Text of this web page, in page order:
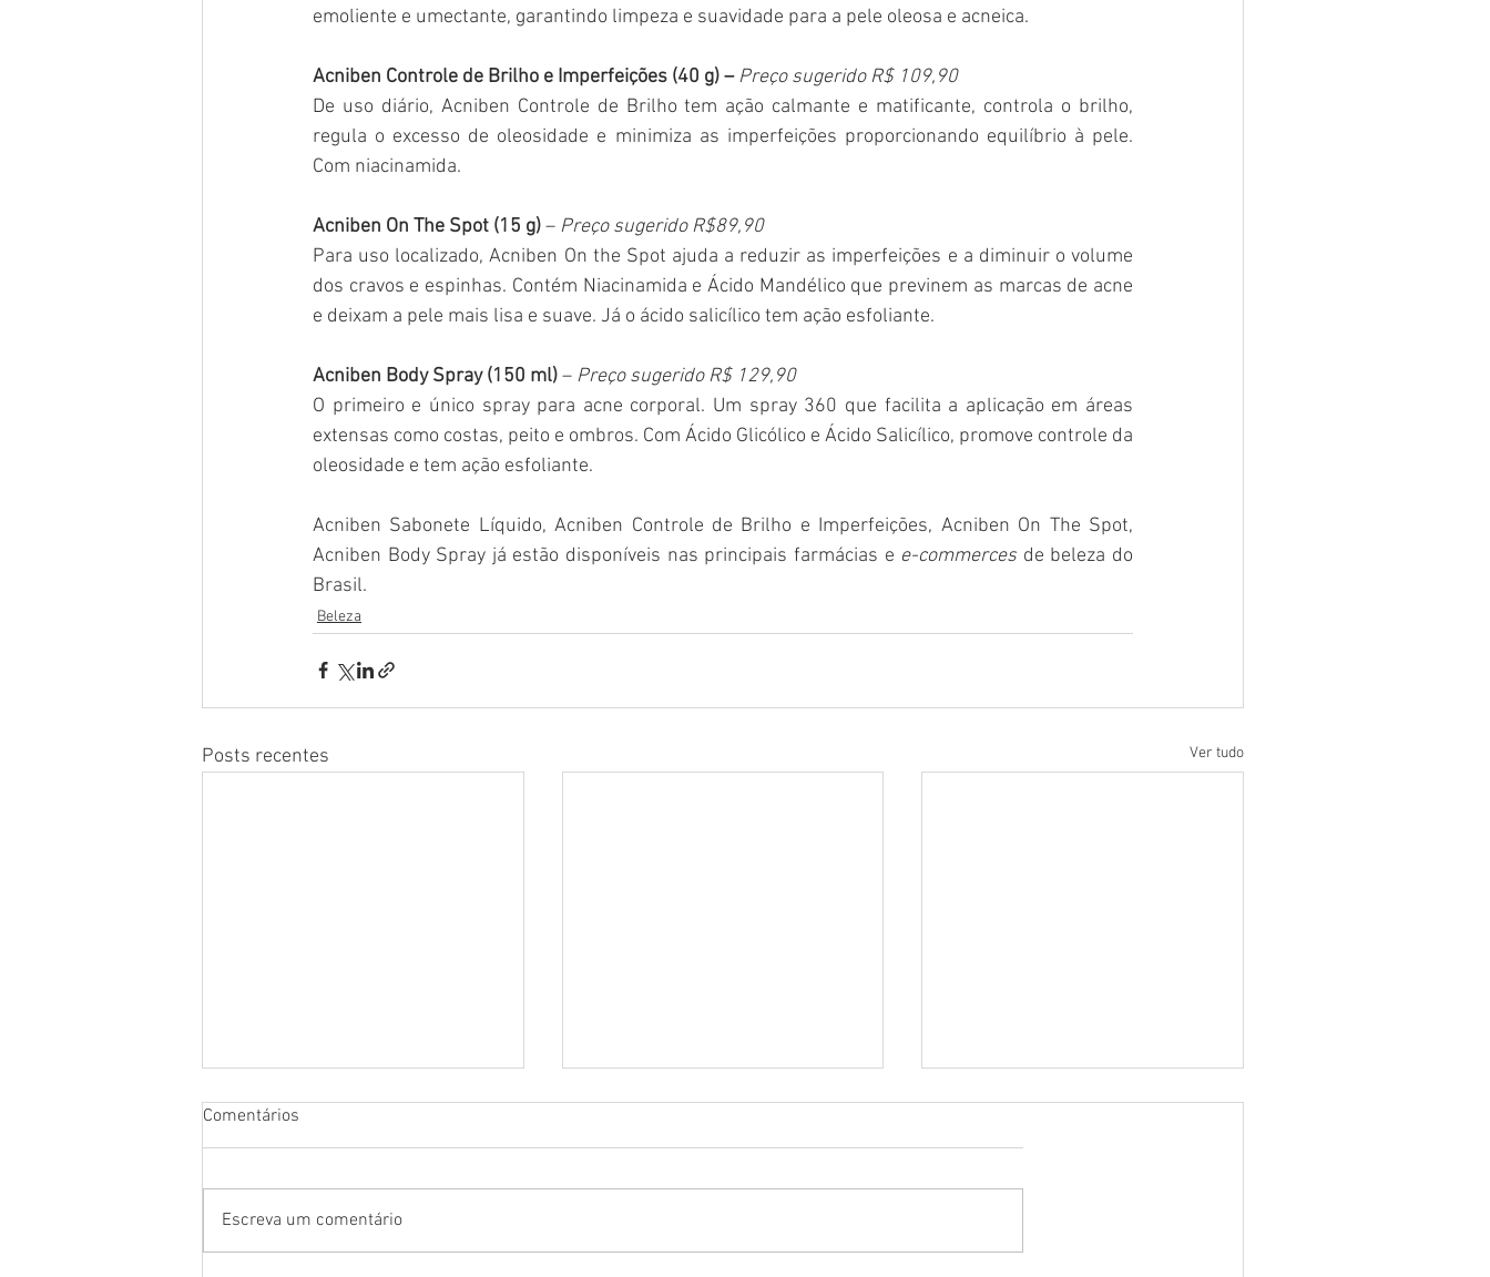
emoliente e umectante, garantindo limpeza e suavidade para a pele oleosa e acneica.
Acniben Controle de Brilho e Imperfeições (40 g) – Preço sugerido R$ 109,90
De uso diário, Acniben Controle de Brilho tem ação calmante e matificante, controla o brilho,
regula o excesso de oleosidade e minimiza as imperfeições proporcionando equilíbrio à pele.
Com niacinamida.
Acniben On The Spot (15 g) – Preço sugerido R$89,90
Para uso localizado, Acniben On the Spot ajuda a reduzir as imperfeições e a diminuir o volume
dos cravos e espinhas. Contém Niacinamida e Ácido Mandélico que previnem as marcas de acne
e deixam a pele mais lisa e suave. Já o ácido salicílico tem ação esfoliante.
Acniben Body Spray (150 ml) – Preço sugerido R$ 129,90
O primeiro e único spray para acne corporal. Um spray 360 que facilita a aplicação em áreas
extensas como costas, peito e ombros. Com Ácido Glicólico e Ácido Salicílico, promove controle da
oleosidade e tem ação esfoliante.
Acniben Sabonete Líquido, Acniben Controle de Brilho e Imperfeições, Acniben On The Spot,
Acniben Body Spray já estão disponíveis nas principais farmácias e e-commerces de beleza do
Brasil.
Beleza
Posts recentes Ver tudo
Comentários
Escreva um comentário